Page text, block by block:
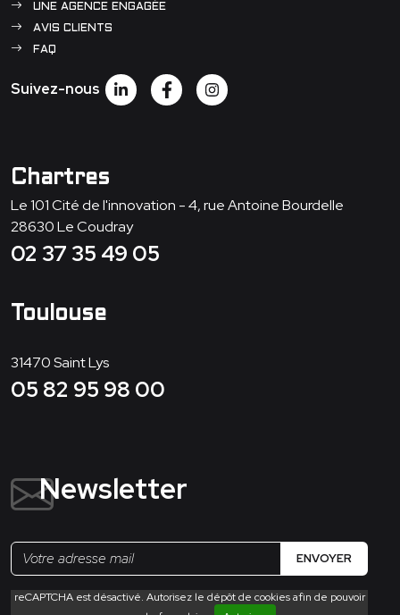
UNE AGENCE ENGAGÉE
AVIS CLIENTS
FAQ
Suivez-nous
Chartres
Le 101 Cité de l'innovation - 4, rue Antoine Bourdelle
28630Le Coudray
02 37 35 49 05
Toulouse
31470Saint Lys
05 82 95 98 00
Newsletter
ENVOYER
reCAPTCHA est désactivé. Autorisez le dépôt de cookies afin de pouvoir